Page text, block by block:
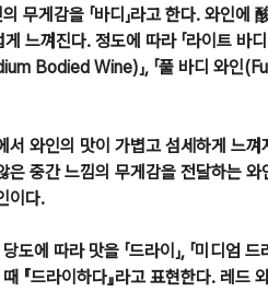
무게감을 「바디」라고 한다. 와인에
게 느껴진다. 정도에 따라 「라이트
Bodied Wine)」, 「풀 바디 와인
서 와인의 맛이 가볍고 섬세하게 느껴
중간 느낌의 무게감을 전달하는 와
이다.
에 따라 맛을 「드라이」, 「미디엄 드
『드라이하다』라고 표현한다. 레드